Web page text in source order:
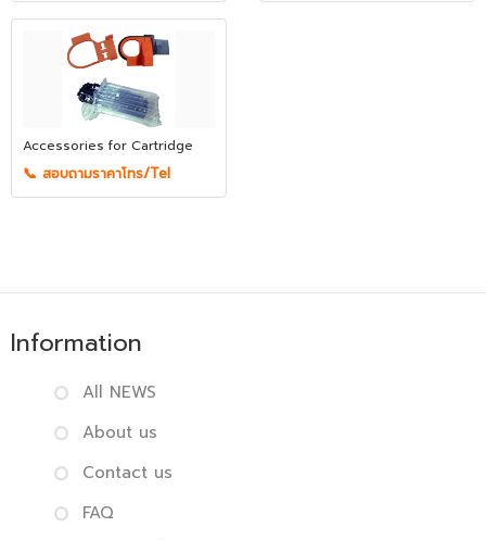
Accessories for Cartridge
📞 สอบถามราคาโทร/Tel
Information
All NEWS
About us
Contact us
FAQ